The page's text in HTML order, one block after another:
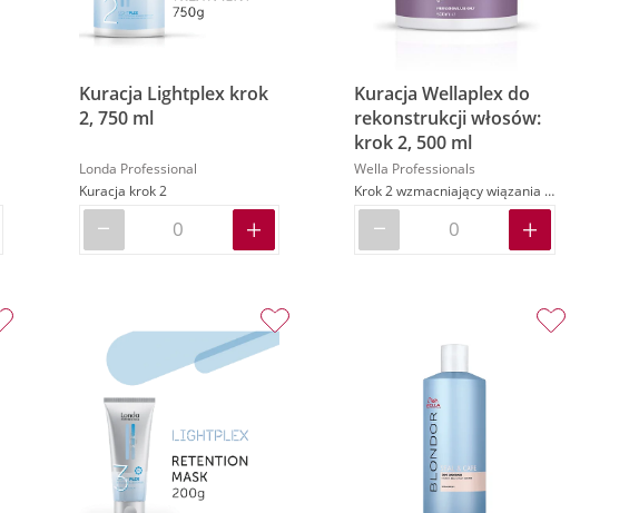
Kuracja Lightplex krok
2, 750 ml
Londa Professional
Kuracja krok 2
Kuracja Wellaplex do
rekonstrukcji włosów:
krok 2, 500 ml
Wella Professionals
Krok 2 wzmacniający wiązania włosów